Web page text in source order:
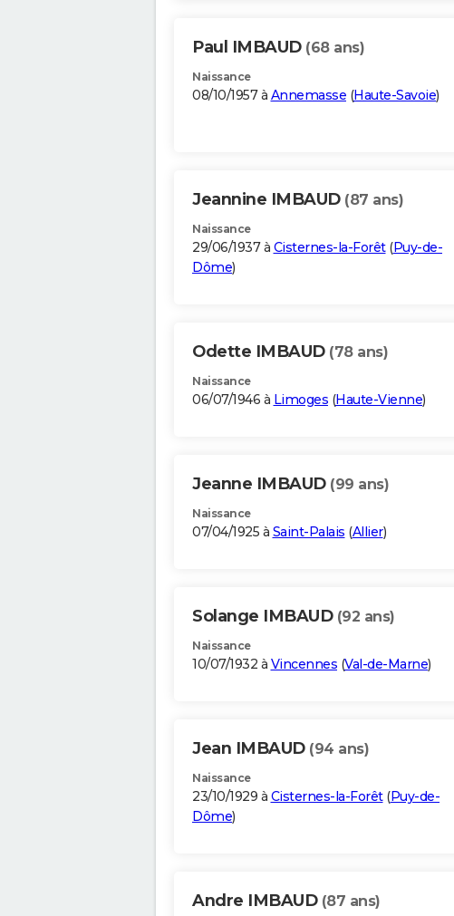
Paul IMBAUD (68 ans)
Naissance
08/10/1957 à Annemasse (Haute-Savoie)
Jeannine IMBAUD (87 ans)
Naissance
29/06/1937 à Cisternes-la-Forêt(Puy-de-
Dôme)
Odette IMBAUD (78 ans)
Naissance
06/07/1946 à Limoges (Haute-Vienne)
Jeanne IMBAUD (99 ans)
Naissance
07/04/1925 à Saint-Palais (Allier)
Solange IMBAUD (92 ans)
Naissance
10/07/1932 à Vincennes (Val-de-Marne)
Jean IMBAUD (94 ans)
Naissance
23/10/1929 à Cisternes-la-Forêt(Puy-de-
Dôme)
Andre IMBAUD (87 ans)